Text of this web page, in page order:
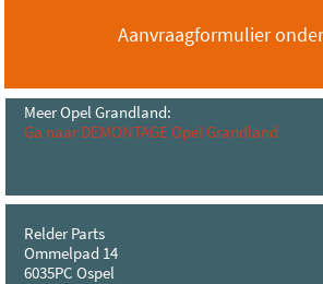
Aanvraagformulier
Meer Opel Grandland:
Ga naar DEMONTAGE Opel Grandland
Relder Parts
Ommelpad 14
6035PC Ospel